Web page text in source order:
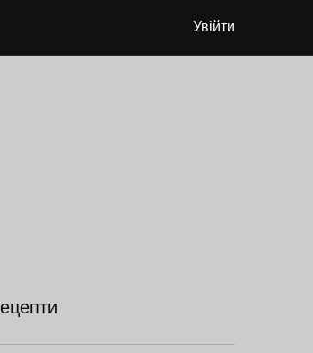
Увійти